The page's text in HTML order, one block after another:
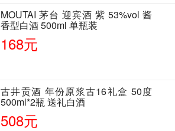
MOUTAI 茅台 迎宾酒 紫 53%vol 酱
香型白酒 500ml 单瓶装
168元
古井贡酒 年份原浆古16礼盒 50度
500ml*2瓶 送礼白酒
508元